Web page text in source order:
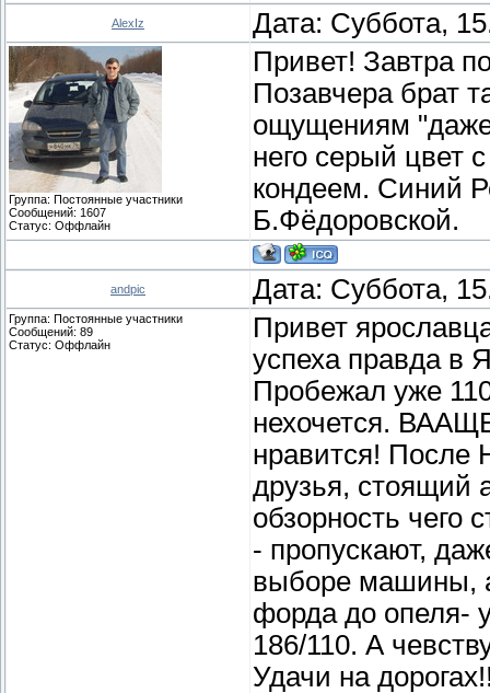
AlexIz Дата: Суббота,
Группа: Постоянные участники
Сообщений: 1607
Статус: Оффлайн
Привет! Завтра
Позавчера брат
ощущениям "даже
него серый цвет
кондеем. Синий
Б.Фёдоровской.
andpic Дата: Суббота,
Группа: Постоянные участники
Сообщений: 89
Статус: Оффлайн
Привет
успеха правда в
Пробежал уже
нехочется.
нравится! После
друзья, стоящий
обзорность чего
- пропускают,
выборе машины,
форда до опеля-
186/110. А
Удачи на